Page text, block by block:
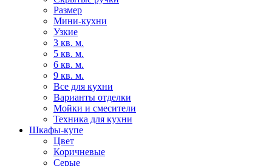
Размер
Мини-кухни
Узкие
3 кв. м.
5 кв. м.
6 кв. м.
9 кв. м.
Все для кухни
Варианты отделки
Мойки и смесители
Техника для кухни
Шкафы-купе
Цвет
Коричневые
Серые